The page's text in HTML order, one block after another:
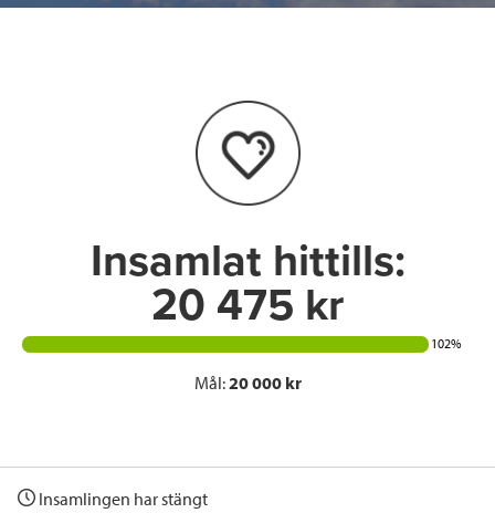
e
I
n
Insamlat hittills:
20 475 kr
102%
Mål:20 000 kr
Insamlingen har stängt